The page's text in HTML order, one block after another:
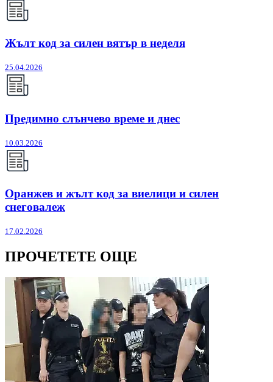
Жълт код за силен вятър в неделя
25.04.2026
Предимно слънчево време и днес
10.03.2026
Оранжев и жълт код за виелици и силен
снеговалеж
17.02.2026
ПРОЧЕТЕТЕ ОЩЕ